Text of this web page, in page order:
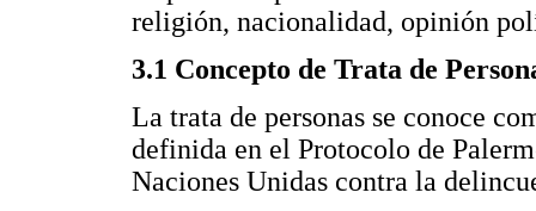
religión, nacionalidad, opinión
3.1 Concepto de Trata de
La trata de personas se conoce
definida en el Protocolo de
Naciones Unidas contra la